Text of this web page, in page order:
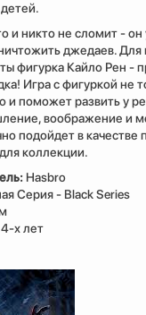
и никто не сломит -
джедаев. Для
фигурка Кайло Рен -
Игра с фигуркой не
и поможет развить у
воображение и
подойдет в качестве
коллекции.
Hasbro
Серия - Black Series
х лет